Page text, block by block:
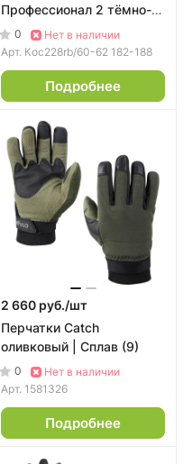
Профессионал 2 тёмно-
синий/красный | Прабо
(60-62 182-188)
0
Нет в наличии
Арт. Кос228rb/60-62 182-188
Подробнее
2 660 руб./шт
Перчатки Catch
оливковый | Сплав (9)
0
Нет в наличии
Арт. 1581326
Подробнее